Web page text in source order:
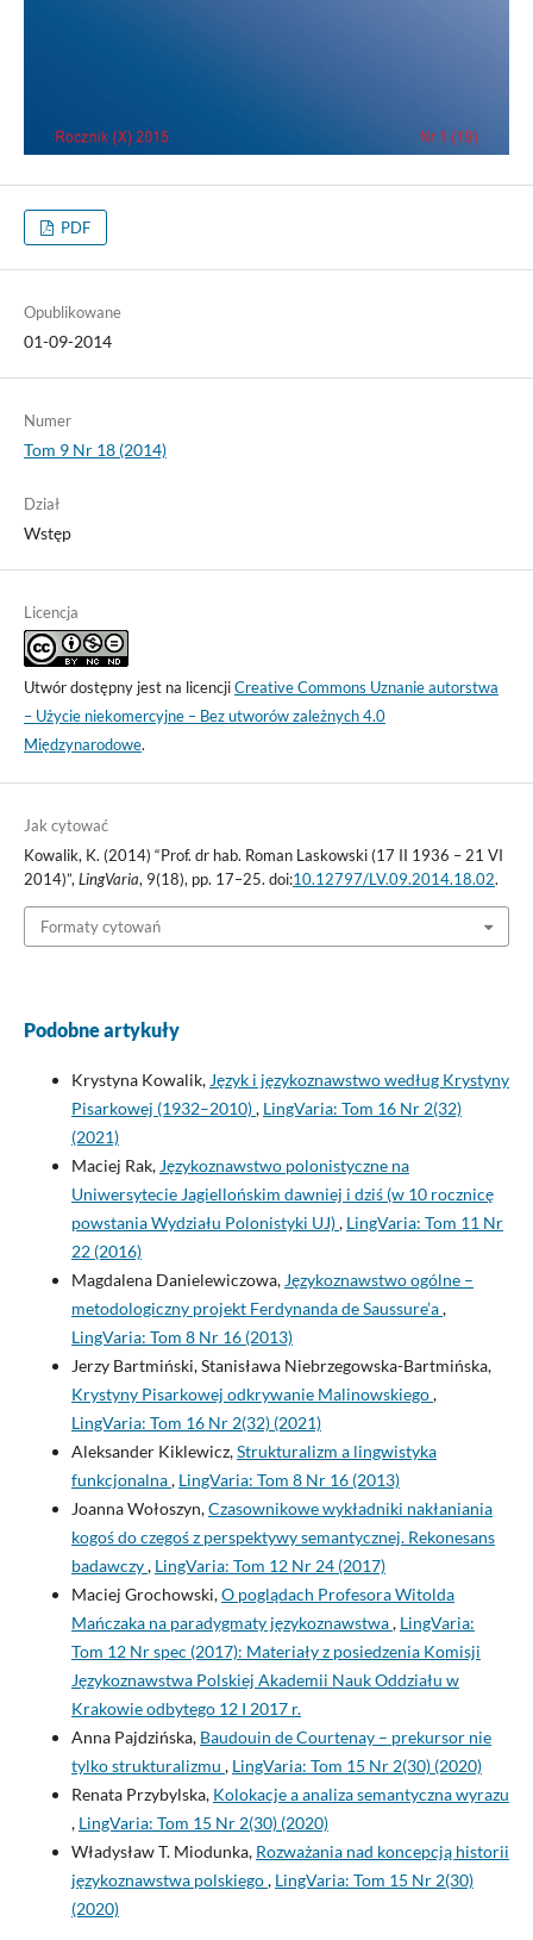
PDF
Opublikowane
01-09-2014
Numer
Tom 9 Nr 18 (2014)
Dział
Wstęp
Licencja
Utwór dostępny jest na licencjiCreative Commons Uznanie autorstwa
– Użycie niekomercyjne – Bez utworów zależnych 4.0
Międzynarodowe.
Jak cytować
Kowalik, K. (2014) “Prof. dr hab. Roman Laskowski (17 II 1936 – 21 VI
2014)”, LingVaria, 9(18), pp. 17–25. doi:10.12797/LV.09.2014.18.02.
Formaty cytowań
Podobne artykuły
Krystyna Kowalik, Język i językoznawstwo według Krystyny
Pisarkowej (1932–2010), LingVaria: Tom 16 Nr 2(32)
(2021)
Maciej Rak, Językoznawstwo polonistyczne na
Uniwersytecie Jagiellońskim dawniej i dziś (w 10 rocznicę
powstania Wydziału Polonistyki UJ), LingVaria: Tom 11 Nr
22 (2016)
Magdalena Danielewiczowa, Językoznawstwo ogólne –
metodologiczny projekt Ferdynanda de Saussure’a,
LingVaria: Tom 8 Nr 16 (2013)
Jerzy Bartmiński, Stanisława Niebrzegowska-Bartmińska,
Krystyny Pisarkowej odkrywanie Malinowskiego,
LingVaria: Tom 16 Nr 2(32) (2021)
Aleksander Kiklewicz,Strukturalizm a lingwistyka
funkcjonalna, LingVaria: Tom 8 Nr 16 (2013)
Joanna Wołoszyn,Czasownikowe wykładniki nakłaniania
kogoś do czegoś z perspektywy semantycznej. Rekonesans
badawczy, LingVaria: Tom 12 Nr 24 (2017)
Maciej Grochowski,O poglądach Profesora Witolda
Mańczaka na paradygmaty językoznawstwa, LingVaria:
Tom 12 Nr spec (2017): Materiały z posiedzenia Komisji
Językoznawstwa Polskiej Akademii Nauk Oddziału w
Krakowie odbytego 12 I 2017 r.
Anna Pajdzińska, Baudouin de Courtenay – prekursor nie
tylko strukturalizmu , LingVaria: Tom 15 Nr 2(30) (2020)
Renata Przybylska, Kolokacje a analiza semantyczna wyrazu
, LingVaria: Tom 15 Nr 2(30) (2020)
Władysław T. Miodunka, Rozważania nad koncepcją historii
językoznawstwa polskiego, LingVaria: Tom 15 Nr 2(30)
(2020)